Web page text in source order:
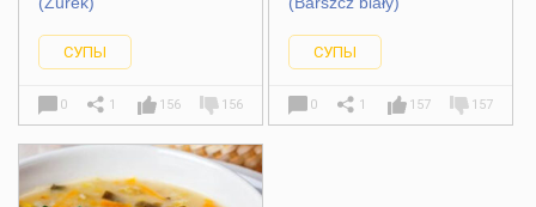
СУПЫ
0 1 156 156
СУПЫ
0 1 157 157